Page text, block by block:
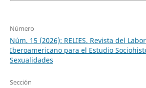
Número
Núm. 15 (2026): RELIES. Revista del
Iberoamericano para el Estudio
Sexualidades
Sección